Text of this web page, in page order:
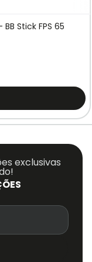
Stick FPS 65
exclusivas